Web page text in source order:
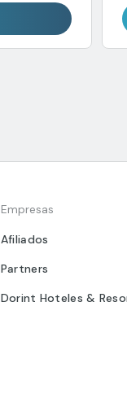
Empresas
Afiliados
Partners
Dorint Hoteles &